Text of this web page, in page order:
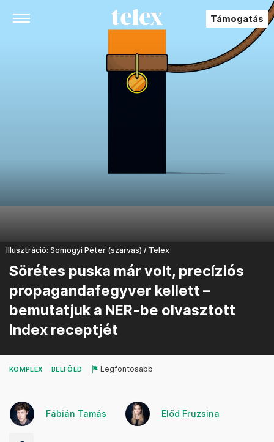
Támogatás
Illusztráció: Somogyi Péter (szarvas) / Telex
Sörétes puska már volt, precíziós
propagandafegyver kellett –
bemutatjuk a NER-be olvasztott
Index receptjét
KOMPLEX BELFÖLD Legfontosabb
Fábián Tamás Előd Fruzsina